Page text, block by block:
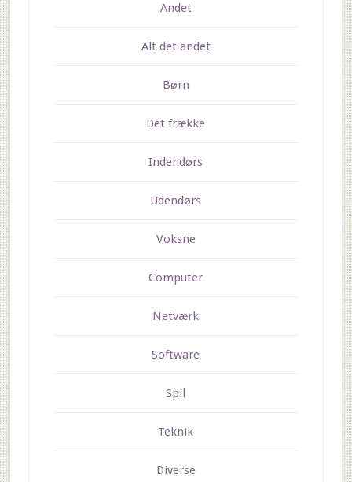
Andet
Alt det andet
Børn
Det frække
Indendørs
Udendørs
Voksne
Computer
Netværk
Software
Spil
Teknik
Diverse